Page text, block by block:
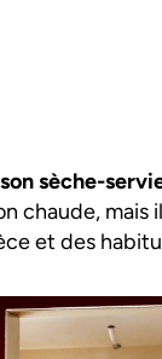
sèche-
chaude, mais
et des